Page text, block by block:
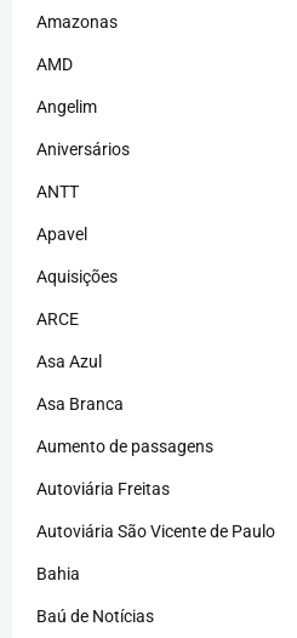
Amazonas
AMD
Angelim
Aniversários
ANTT
Apavel
Aquisições
ARCE
Asa Azul
Asa Branca
Aumento de passagens
Autoviária Freitas
Autoviária São Vicente de Paulo
Bahia
Baú de Notícias